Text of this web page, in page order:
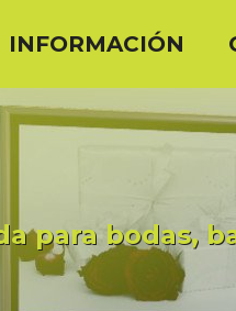
INFORMACIÓN
para bodas,